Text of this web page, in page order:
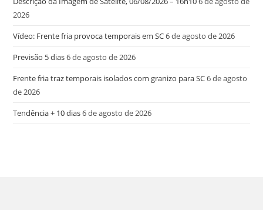
2026
Vídeo: Frente fria provoca temporais em SC6 de agosto de 2026
Previsão 5 dias6 de agosto de 2026
Frente fria traz temporais isolados com granizo para SC6 de agosto
de 2026
Tendência + 10 dias6 de agosto de 2026